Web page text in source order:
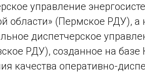
управление
области» (Пермское РДУ),
диспетчерское
РДУ), созданное на
качества оперативно-